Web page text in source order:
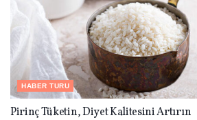
HABER TURU
Pirinç Tüketin, Diyet Kalitesini Artırın